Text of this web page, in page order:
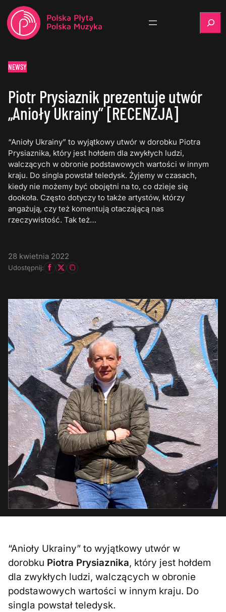
NEWSY
Piotr Prysiaznik prezentuje utwór
„Anioły Ukrainy” [RECENZJA]
“Anioły Ukrainy” to wyjątkowy utwór w dorobku Piotra
Prysiaznika, który jest hołdem dla zwykłych ludzi,
walczących w obronie podstawowych wartości w innym
kraju. Do singla powstał teledysk. Żyjemy w czasach,
kiedy nie możemy być obojętni na to, co dzieje się
dookoła. Często dotyczy to także artystów, którzy
angażują, czy też komentują otaczającą nas
rzeczywistość. Tak też…
28 kwietnia 2022
Udostępnij:
“Anioły Ukrainy” to wyjątkowy utwór w
dorobku Piotra Prysiaznika, który jest hołdem
dla zwykłych ludzi, walczących w obronie
podstawowych wartości w innym kraju. Do
singla powstał teledysk.